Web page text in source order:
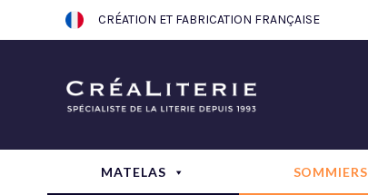
CRÉATION ET FABRICATION FRANÇAISE
MATELAS SOMMIERS